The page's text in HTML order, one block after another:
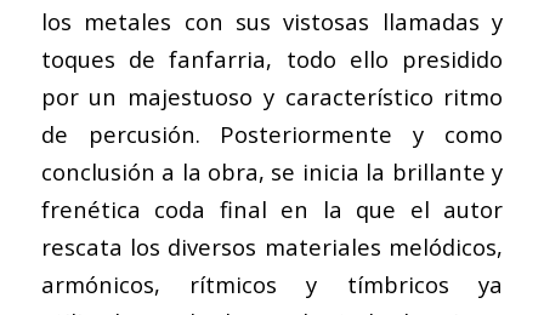
los metales con sus vistosas llamadas y
toques de fanfarria, todo ello presidido
por un majestuoso y característico ritmo
de percusión. Posteriormente y como
conclusión a la obra, se inicia la brillante y
frenética coda final en la que el autor
rescata los diversos materiales melódicos,
armónicos, rítmicos y tímbricos ya